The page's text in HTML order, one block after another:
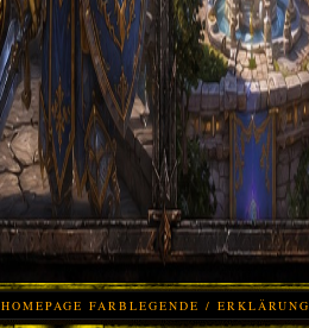
HOMEPAGE FARBLEGENDE / ERKLÄRUNG